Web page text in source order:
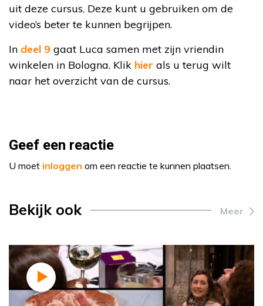
uit deze cursus. Deze kunt u gebruiken om de
video’s beter te kunnen begrijpen.
In deel 9 gaat Luca samen met zijn vriendin
winkelen in Bologna. Klik hier als u terug wilt
naar het overzicht van de cursus.
Geef een reactie
U moet inloggen om een reactie te kunnen plaatsen.
Bekijk ook Meer